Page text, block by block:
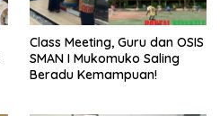
Class Meeting, Guru dan OSIS
SMAN I Mukomuko Saling
Beradu Kemampuan!